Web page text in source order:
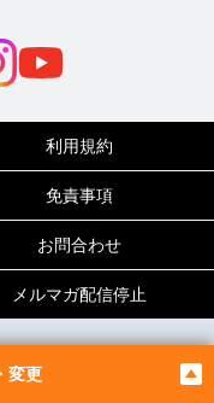
変更
利用規約
免責事項
お問合わせ
メルマガ配信停止